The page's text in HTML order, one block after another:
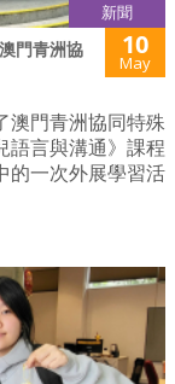
新聞
門青洲協
10
May
澳門青洲協同特殊
語言與溝通》課程
的一次外展學習活